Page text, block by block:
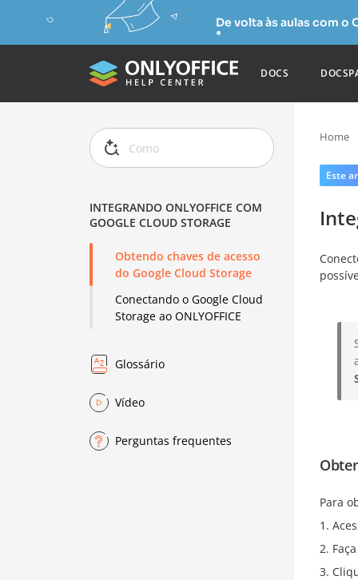
De volta às aulas com o
DOCS
INTEGRANDO ONLYOFFICE COM
GOOGLE CLOUD STORAGE
Obtendo chaves de acesso
do Google Cloud Storage
Conectando o Google Cloud
Storage ao ONLYOFFICE
Glossário
Vídeo
Perguntas frequentes
Home
Este
Para